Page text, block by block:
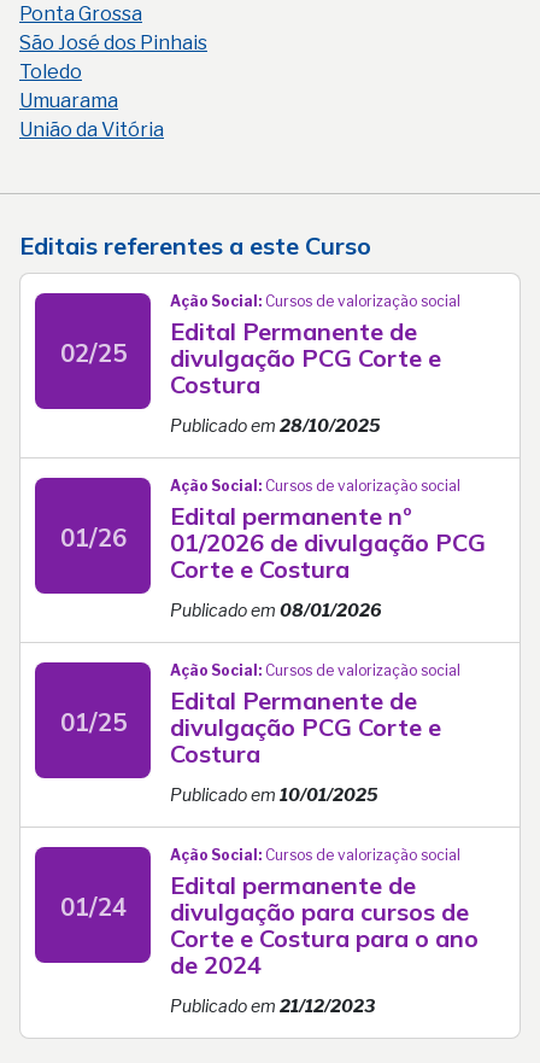
Ponta Grossa
São José dos Pinhais
Toledo
Umuarama
União da Vitória
Editais referentes a este Curso
02/25
Ação Social: Cursos de valorização social
Edital Permanente de
divulgação PCG Corte e
Costura
Publicado em 28/10/2025
01/26
Ação Social: Cursos de valorização social
Edital permanente nº
01/2026 de divulgação PCG
Corte e Costura
Publicado em 08/01/2026
01/25
Ação Social: Cursos de valorização social
Edital Permanente de
divulgação PCG Corte e
Costura
Publicado em 10/01/2025
01/24
Ação Social: Cursos de valorização social
Edital permanente de
divulgação para cursos de
Corte e Costura para o ano
de 2024
Publicado em 21/12/2023